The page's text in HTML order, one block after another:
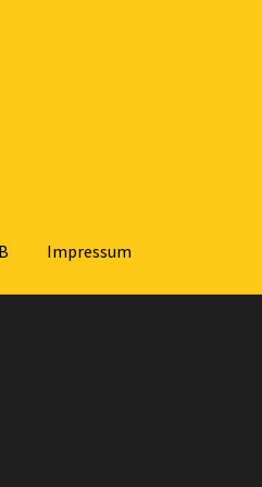
Impressum